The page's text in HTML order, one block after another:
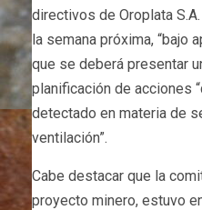
directivos de Oroplata
la semana próxima, “bajo
que se deberá presentar
planificación de acciones
detectado en materia de
ventilación”.
Cabe destacar que la
proyecto minero, estuvo